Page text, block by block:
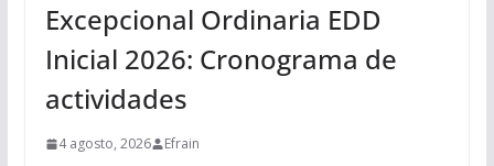
Excepcional Ordinaria EDD
Inicial 2026: Cronograma de
actividades
4 agosto, 2026 Efrain